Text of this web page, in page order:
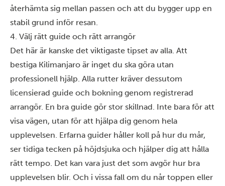
återhämta sig mellan passen och att du bygger upp en
stabil grund inför resan.
4. Välj rätt guide och rätt arrangör
Det här är kanske det viktigaste tipset av alla. Att
bestiga Kilimanjaro är inget du ska göra utan
professionell hjälp. Alla rutter kräver dessutom
licensierad guide och bokning genom registrerad
arrangör. En bra guide gör stor skillnad. Inte bara för att
visa vägen, utan för att hjälpa dig genom hela
upplevelsen. Erfarna guider håller koll på hur du mår,
ser tidiga tecken på höjdsjuka och hjälper dig att hålla
rätt tempo. Det kan vara just det som avgör hur bra
upplevelsen blir. Och i vissa fall om du når toppen eller